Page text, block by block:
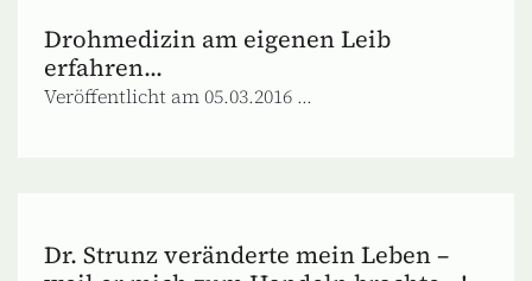
Drohmedizin am eigenen Leib
erfahren...
Veröffentlicht am 05.03.2016 ...
Dr. Strunz veränderte mein Leben –